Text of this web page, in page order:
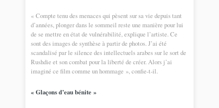
« Compte tenu des menaces qui pèsent sur sa vie depuis tant
d’années, plonger dans le sommeil reste une manière pour lui
de se mettre en état de vulnérabilité, explique l’artiste. Ce
sont des images de synthèse à partir de photos. J’ai été
scandalisé par le silence des intellectuels arabes sur le sort de
Rushdie et son combat pour la liberté de créer. Alors j’ai
imaginé ce film comme un hommage », confie-t-il.
« Glaçons d’eau bénite »